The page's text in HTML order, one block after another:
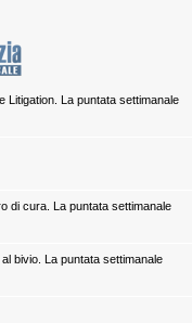
Litigation. La puntata settimanale
di cura. La puntata settimanale
bivio. La puntata settimanale